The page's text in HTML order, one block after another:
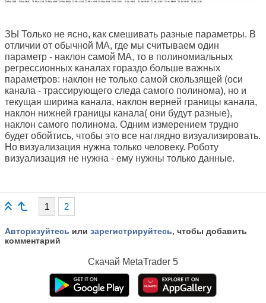
ЗЫ Только не ясно, как смешивать разные параметры. В
отличии от обычной МА, где мы считываем один
параметр - наклон самой МА, то в полиномиальных
регрессионных каналах гораздо больше важных
параметров: наклон не только самой скользящей (оси
канала - трассирующего следа самого полинома), но и
текущая ширина канала, наклон верней границы канала,
наклон нижней границы канала( они будут разные),
наклон самого полинома. Одним измерением трудно
будет обойтись, чтобы это все наглядно визуализировать.
Но визуализация нужна только человеку. Роботу
визуализация не нужна - ему нужны только данные.
1 2
Авторизуйтесь или зарегистрируйтесь, чтобы добавить
комментарий
Скачай MetaTrader 5